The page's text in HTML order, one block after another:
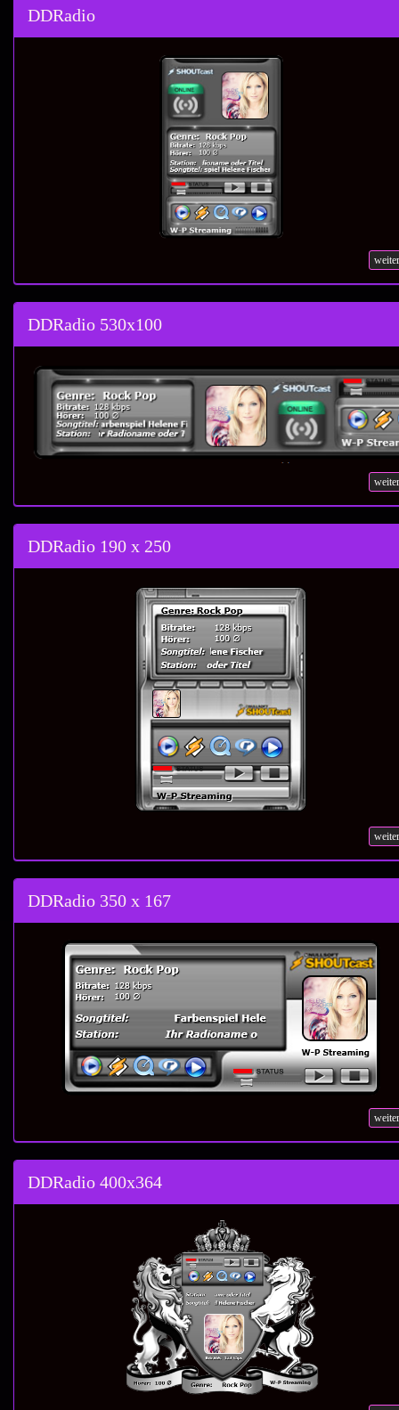
DDRadio
DDRadio 530x100
DDRadio 190 x 250
DDRadio 350 x 167
DDRadio 400x364